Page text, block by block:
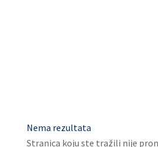
Nema rezultata
Stranica koju ste tražili nije